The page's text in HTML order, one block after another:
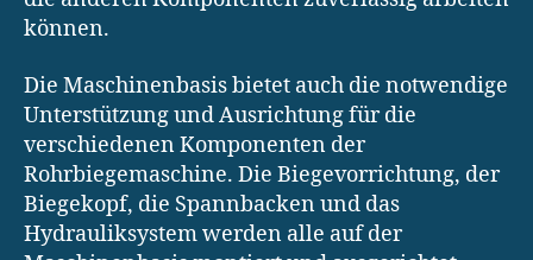
können.
Die Maschinenbasis bietet auch die notwendige
Unterstützung und Ausrichtung für die
verschiedenen Komponenten der
Rohrbiegemaschine. Die Biegevorrichtung, der
Biegekopf, die Spannbacken und das
Hydrauliksystem werden alle auf der